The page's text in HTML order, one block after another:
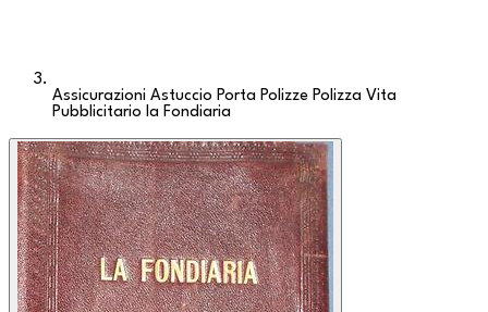
Assicurazioni Astuccio Porta Polizze Polizza Vita
Pubblicitario la Fondiaria